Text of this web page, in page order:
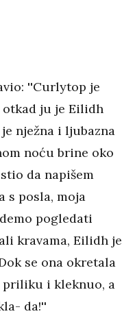
''Curlytop je
otkad ju je Eilidh
nježna i ljubazna
noću brine oko
da napišem
s posla, moja
pogledati
kravama, Eilidh je
se ona okretala
priliku i kleknuo, a
da!''